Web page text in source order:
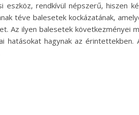
eszköz, rendkívül népszerű, hiszen
téve balesetek kockázatának,
Az ilyen balesetek következményei
hagynak az érintettekben.